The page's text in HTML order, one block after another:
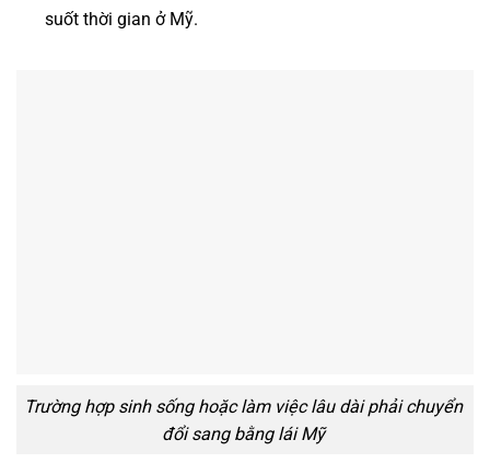
suốt thời gian ở Mỹ.
Trường hợp sinh sống hoặc làm việc lâu dài phải chuyển
đổi sang bằng lái Mỹ